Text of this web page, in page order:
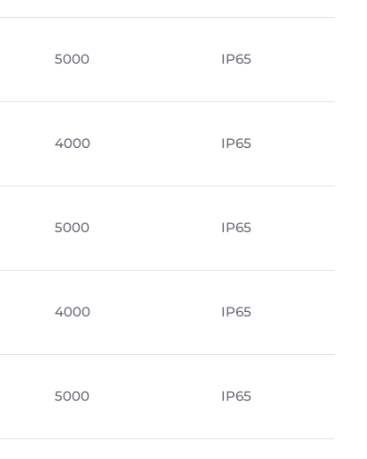
5000 IP65
4000 IP65
5000 IP65
4000 IP65
5000 IP65